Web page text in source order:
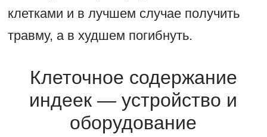
клетками и в лучшем случае получить
травму, а в худшем погибнуть.
Клеточное содержание
индеек — устройство и
оборудование